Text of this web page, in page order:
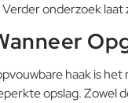
onderzoek
haak is
opslag. Zowel